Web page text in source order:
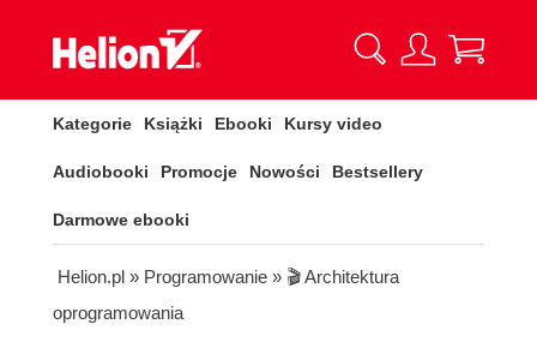
Kategorie Książki Ebooki Kursy video
Audiobooki Promocje Nowości Bestsellery
Darmowe ebooki
Helion.pl » Programowanie » 🎬 Architektura
oprogramowania